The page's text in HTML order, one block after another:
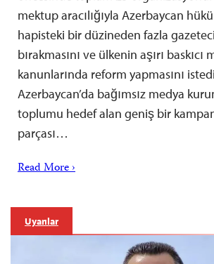
mektup aracılığıyla Azerbaycan
hapisteki bir düzineden fazla
bırakmasını ve ülkenin aşırı baskıcı
kanunlarında reform yapmasını
Azerbaycan’da bağımsız medya
toplumu hedef alan geniş bir
parçası…
Read More ›
Uyarılar